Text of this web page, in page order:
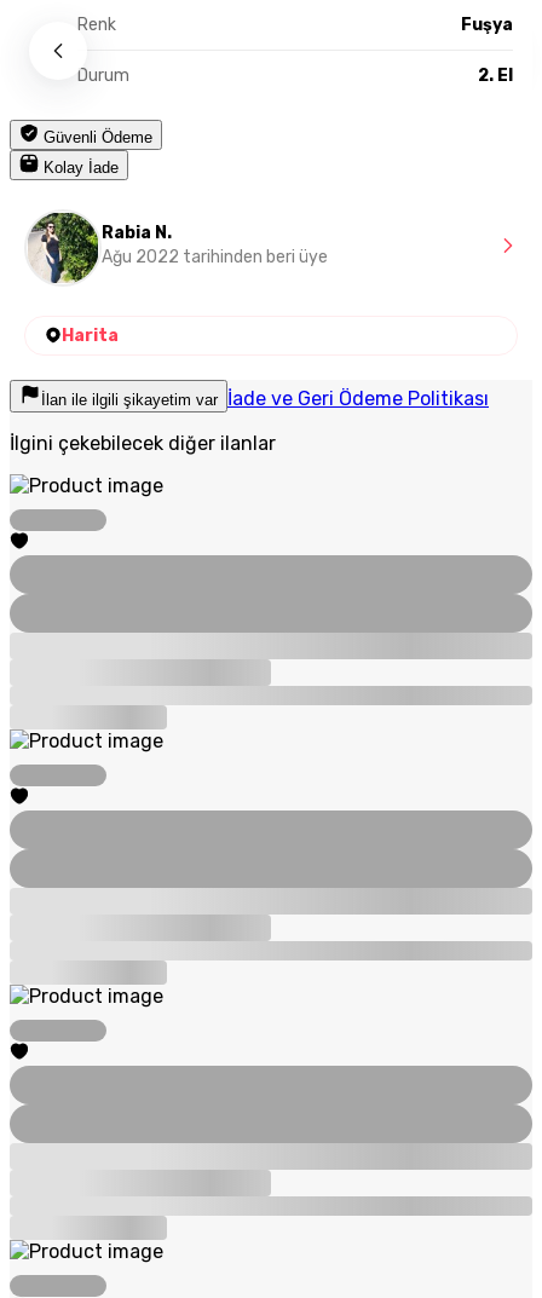
Renk Fuşya
Durum 2. El
Güvenli Ödeme
Kolay İade
Rabia N.
Ağu 2022 tarihinden beri üye
Harita
İlan ile ilgili şikayetim var İade ve Geri Ödeme Politikası
İlgini çekebilecek diğer ilanlar